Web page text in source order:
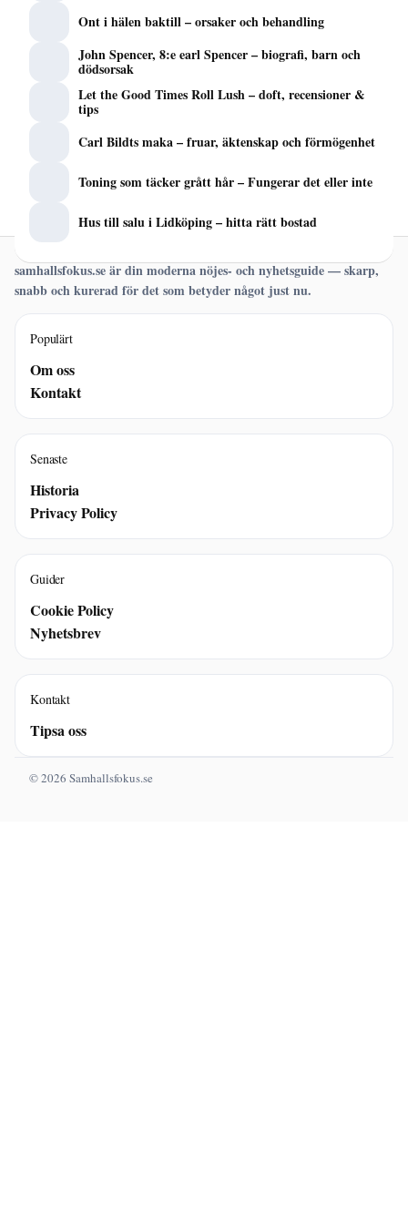
Ont i hälen baktill – orsaker och behandling
John Spencer, 8:e earl Spencer – biografi, barn och
dödsorsak
Let the Good Times Roll Lush – doft, recensioner &
tips
Carl Bildts maka – fruar, äktenskap och förmögenhet
Toning som täcker grått hår – Fungerar det eller inte
Hus till salu i Lidköping – hitta rätt bostad
samhallsfokus.se är din moderna nöjes- och nyhetsguide — skarp,
snabb och kurerad för det som betyder något just nu.
Populärt
Om oss
Kontakt
Senaste
Historia
Privacy Policy
Guider
Cookie Policy
Nyhetsbrev
Kontakt
Tipsa oss
© 2026 Samhallsfokus.se